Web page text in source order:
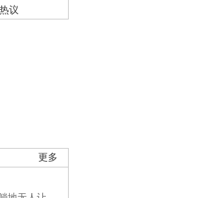
议
更多